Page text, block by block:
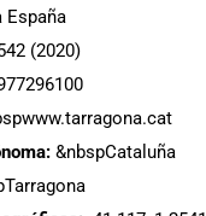
España
(2020)
&nbspCataluña